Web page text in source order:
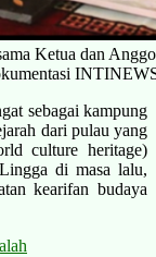
Ketua dan
sebagai kampung
dari pulau yang
culture heritage)
di masa lalu,
kearifan budaya